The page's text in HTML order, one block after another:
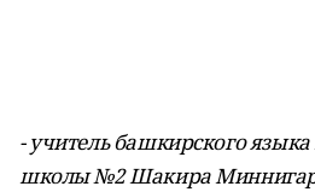
- учитель башкирского
школы №2 Шакира